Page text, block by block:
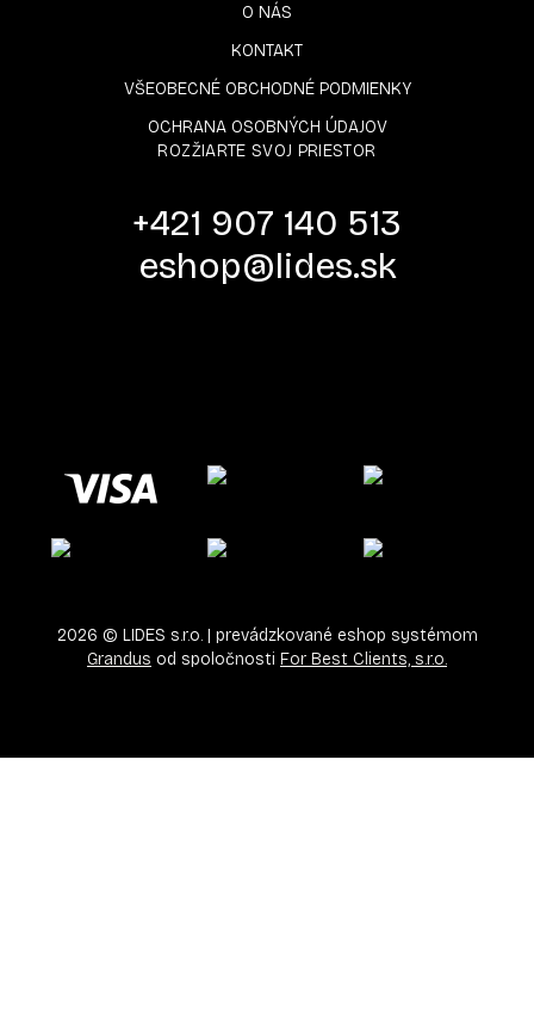
O NÁS
KONTAKT
VŠEOBECNÉ OBCHODNÉ PODMIENKY
OCHRANA OSOBNÝCH ÚDAJOV
ROZŽIARTE SVOJ PRIESTOR
+421 907 140 513
eshop@lides.sk
2026 © LIDES s.r.o.| prevádzkované eshop systémom
Grandus od spoločnosti For Best Clients, s.r.o.